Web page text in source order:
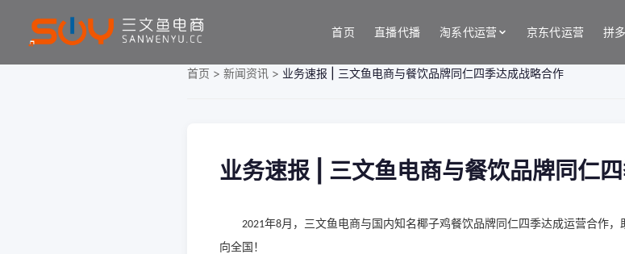
首页 直播代播 淘系代运营 京东代运营 拼
首页 > 新闻资讯 > 业务速报 | 三文鱼电商与餐饮品牌同仁四季达成战略合作
业务速报 | 三文鱼电商与餐饮品牌同仁
2021年8月，三文鱼电商与国内知名椰子鸡餐饮品牌同仁四季达成运营合作
向全国！